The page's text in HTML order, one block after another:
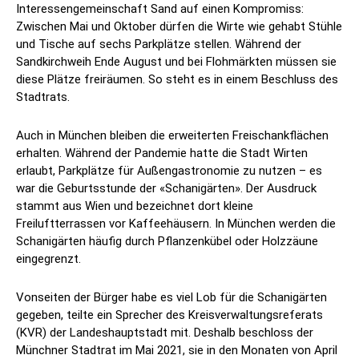
Interessengemeinschaft Sand auf einen Kompromiss:
Zwischen Mai und Oktober dürfen die Wirte wie gehabt Stühle
und Tische auf sechs Parkplätze stellen. Während der
Sandkirchweih Ende August und bei Flohmärkten müssen sie
diese Plätze freiräumen. So steht es in einem Beschluss des
Stadtrats.
Auch in München bleiben die erweiterten Freischankflächen
erhalten. Während der Pandemie hatte die Stadt Wirten
erlaubt, Parkplätze für Außengastronomie zu nutzen – es
war die Geburtsstunde der «Schanigärten». Der Ausdruck
stammt aus Wien und bezeichnet dort kleine
Freiluftterrassen vor Kaffeehäusern. In München werden die
Schanigärten häufig durch Pflanzenkübel oder Holzzäune
eingegrenzt.
Vonseiten der Bürger habe es viel Lob für die Schanigärten
gegeben, teilte ein Sprecher des Kreisverwaltungsreferats
(KVR) der Landeshauptstadt mit. Deshalb beschloss der
Münchner Stadtrat im Mai 2021, sie in den Monaten von April